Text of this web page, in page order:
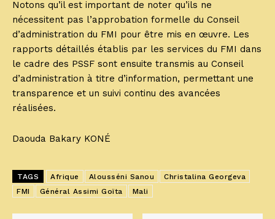
Notons qu’il est important de noter qu’ils ne
nécessitent pas l’approbation formelle du Conseil
d’administration du FMI pour être mis en œuvre. Les
rapports détaillés établis par les services du FMI dans
le cadre des PSSF sont ensuite transmis au Conseil
d’administration à titre d’information, permettant une
transparence et un suivi continu des avancées
réalisées.
Daouda Bakary KONÉ
TAGS Afrique Alousséni Sanou
Christalina Georgeva
FMI
Général Assimi Goïta Mali